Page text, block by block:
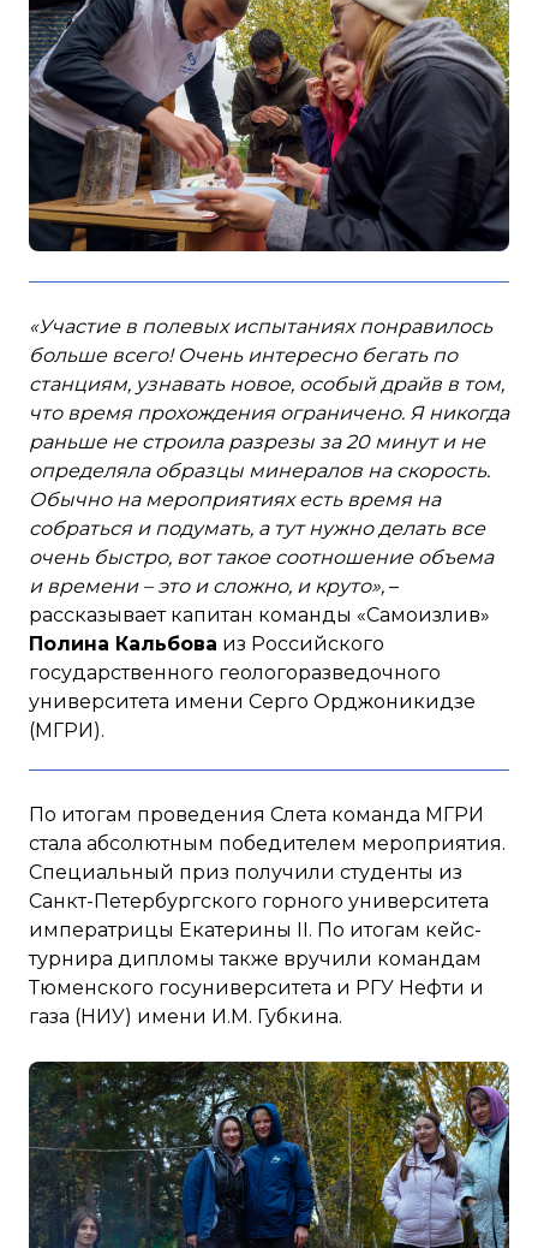
«Участие в полевых испытаниях понравилось
больше всего! Очень интересно бегать по
станциям, узнавать новое, особый драйв в том,
что время прохождения ограничено. Я никогда
раньше не строила разрезы за 20 минут и не
определяла образцы минералов на скорость.
Обычно на мероприятиях есть время на
собраться и подумать, а тут нужно делать все
очень быстро, вот такое соотношение объема
и времени – это и сложно, и круто», –
рассказывает капитан команды «Самоизлив»
Полина Кальбова из Российского
государственного геологоразведочного
университета имени Серго Орджоникидзе
(МГРИ).
По итогам проведения Слета команда МГРИ
стала абсолютным победителем мероприятия.
Специальный приз получили студенты из
Санкт-Петербургского горного университета
императрицы Екатерины II. По итогам кейс-
турнира дипломы также вручили командам
Тюменского госуниверситета и РГУ Нефти и
газа (НИУ) имени И.М. Губкина.